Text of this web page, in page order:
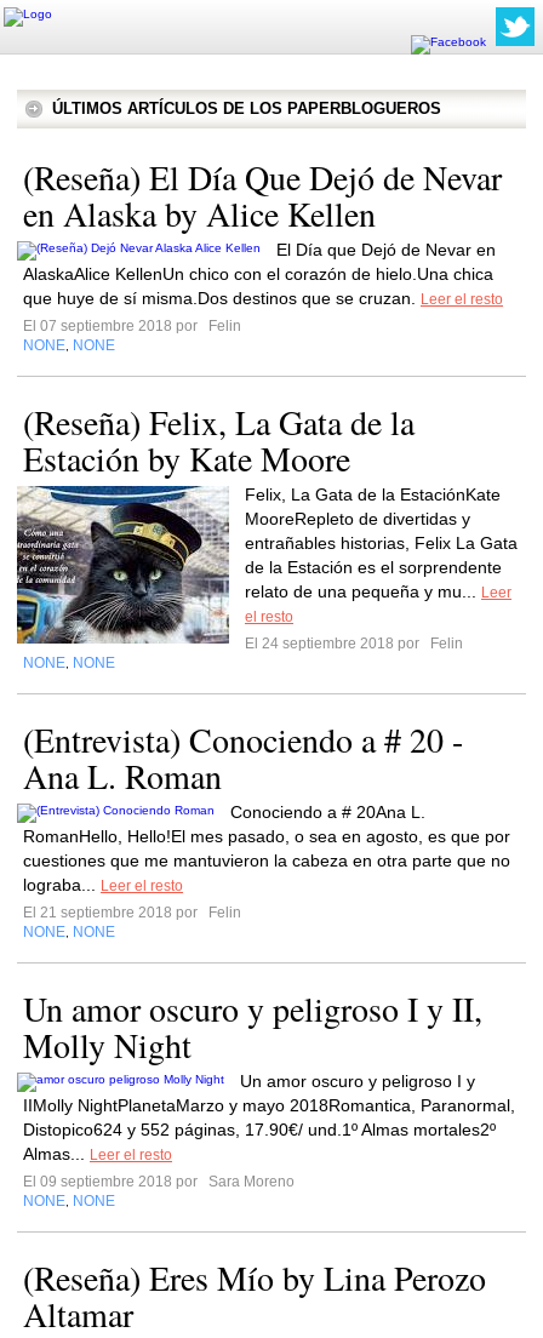
ÚLTIMOS ARTÍCULOS DE LOS PAPERBLOGUEROS
(Reseña) El Día Que Dejó de Nevar
en Alaska by Alice Kellen
El Día que Dejó de Nevar en
AlaskaAlice KellenUn chico con el corazón de hielo.Una chica
que huye de sí misma.Dos destinos que se cruzan.
Leer el resto
El 07 septiembre 2018 por
Felin
NONE NONE
(Reseña) Felix, La Gata de la
Estación by Kate Moore
Felix, La Gata de la EstaciónKate
MooreRepleto de divertidas y
entrañables historias, Felix La Gata
de la Estación es el sorprendente
relato de una pequeña y mu...
Leer
el resto
El 24 septiembre 2018 por
Felin
NONE NONE
(Entrevista) Conociendo a # 20 -
Ana L. Roman
Conociendo a # 20Ana L.
RomanHello, Hello!El mes pasado, o sea en agosto, es que por
cuestiones que me mantuvieron la cabeza en otra parte que no
lograba...
Leer el resto
El 21 septiembre 2018 por
Felin
NONE NONE
Un amor oscuro y peligroso I y II,
Molly Night
Un amor oscuro y peligroso I y
IIMolly NightPlanetaMarzo y mayo 2018Romantica, Paranormal,
Distopico624 y 552 páginas, 17.90€/ und.1º Almas mortales2º
Almas...
Leer el resto
El 09 septiembre 2018 por
Sara Moreno
NONE NONE
(Reseña) Eres Mío by Lina Perozo
Altamar